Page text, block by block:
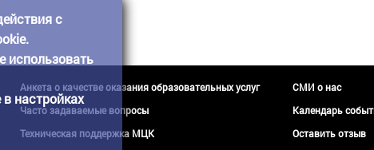
Анкета о качестве оказания образовательных услуг
Часто задаваемые вопросы
Техническая поддержка МЦК
СМИ о нас
Календарь
Оставить отзыв
с
использовать
настройках